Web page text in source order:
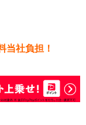
当社負担！